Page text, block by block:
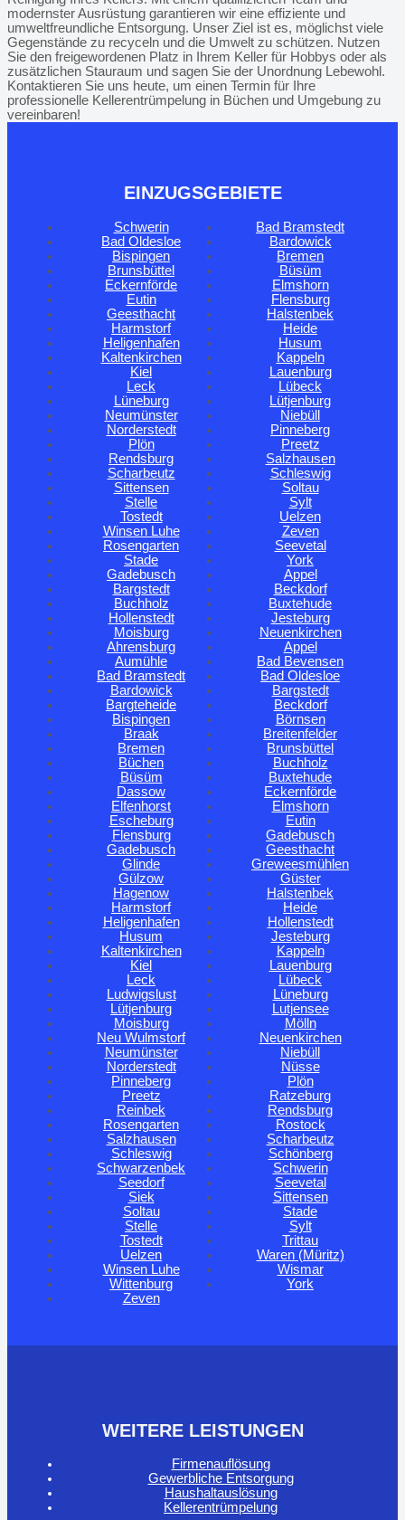
modernster Ausrüstung garantieren wir eine effiziente und
umweltfreundliche Entsorgung. Unser Ziel ist es, möglichst viele
Gegenstände zu recyceln und die Umwelt zu schützen. Nutzen
Sie den freigewordenen Platz in Ihrem Keller für Hobbys oder als
zusätzlichen Stauraum und sagen Sie der Unordnung Lebewohl.
Kontaktieren Sie uns heute, um einen Termin für Ihre
professionelle Kellerentrümpelung in Büchen und Umgebung zu
vereinbaren!
EINZUGSGEBIETE
Schwerin
Bad Bramstedt
Bad Oldesloe
Bardowick
Bispingen
Bremen
Brunsbüttel
Büsüm
Eckernförde
Elmshorn
Eutin
Flensburg
Geesthacht
Halstenbek
Harmstorf
Heide
Heligenhafen
Husum
Kaltenkirchen
Kappeln
Kiel
Lauenburg
Leck
Lübeck
Lüneburg
Lütjenburg
Neumünster
Niebüll
Norderstedt
Pinneberg
Plön
Preetz
Rendsburg
Salzhausen
Scharbeutz
Schleswig
Sittensen
Soltau
Stelle
Sylt
Tostedt
Uelzen
Winsen Luhe
Zeven
Rosengarten
Seevetal
Stade
York
Gadebusch
Appel
Bargstedt
Beckdorf
Buchholz
Buxtehude
Hollenstedt
Jesteburg
Moisburg
Neuenkirchen
Ahrensburg
Appel
Aumühle
Bad Bevensen
Bad Bramstedt
Bad Oldesloe
Bardowick
Bargstedt
Bargteheide
Beckdorf
Bispingen
Börnsen
Braak
Breitenfelder
Bremen
Brunsbüttel
Büchen
Buchholz
Büsüm
Buxtehude
Dassow
Eckernförde
Elfenhorst
Elmshorn
Escheburg
Eutin
Flensburg
Gadebusch
Gadebusch
Geesthacht
Glinde
Greweesmühlen
Gülzow
Güster
Hagenow
Halstenbek
Harmstorf
Heide
Heligenhafen
Hollenstedt
Husum
Jesteburg
Kaltenkirchen
Kappeln
Kiel
Lauenburg
Leck
Lübeck
Ludwigslust
Lüneburg
Lütjenburg
Lutjensee
Moisburg
Mölln
Neu Wulmstorf
Neuenkirchen
Neumünster
Niebüll
Norderstedt
Nüsse
Pinneberg
Plön
Preetz
Ratzeburg
Reinbek
Rendsburg
Rosengarten
Rostock
Salzhausen
Scharbeutz
Schleswig
Schönberg
Schwarzenbek
Schwerin
Seedorf
Seevetal
Siek
Sittensen
Soltau
Stade
Stelle
Sylt
Tostedt
Trittau
Uelzen
Waren (Müritz)
Winsen Luhe
Wismar
Wittenburg
York
Zeven
WEITERE LEISTUNGEN
Firmenauflösung
Gewerbliche Entsorgung
Haushaltauslösung
Kellerentrümpelung